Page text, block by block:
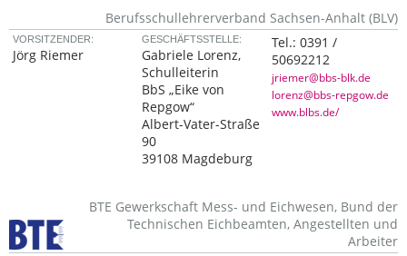
Berufsschullehrerverband Sachsen-Anhalt (BLV)
VORSITZENDER:
Jörg Riemer
GESCHÄFTSSTELLE:
Gabriele Lorenz,
Schulleiterin
BbS „Eike von
Repgow“
Albert-Vater-Straße
90
39108 Magdeburg
Tel.:0391 /
50692212
jriemer@bbs-blk.de
lorenz@bbs-repgow.de
www.blbs.de/
BTE Gewerkschaft Mess- und Eichwesen, Bund der
Technischen Eichbeamten, Angestellten und
Arbeiter